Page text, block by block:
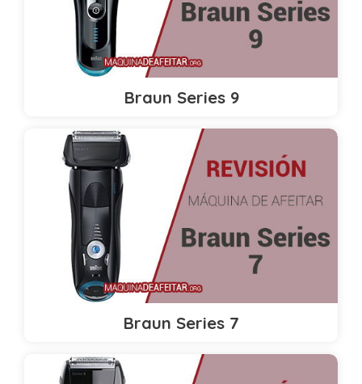
Braun Series 9
Braun Series 7